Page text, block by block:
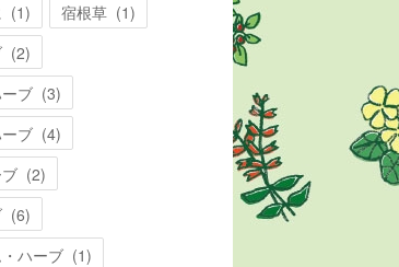
(1) 宿根草 (1)
(2)
ブ (3)
ブ (4)
(2)
(6)
ハーブ (1)